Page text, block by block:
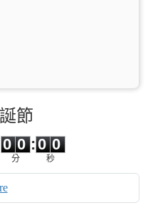
節
0
0
0
0
分
:0 0
秒